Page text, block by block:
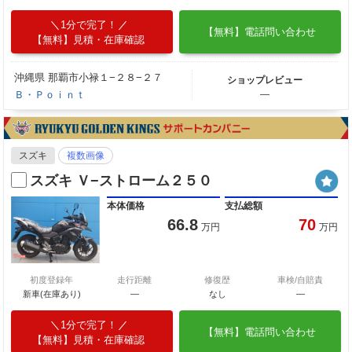
1分で完了！
【無料】見積・在庫確認
【無料】電話問い合わせ
沖縄県 那覇市小禄１−２８−２７
Ｂ・Ｐｏｉｎｔ
ショップレビュー
―
スズキ 複数画像
スズキ Ｖ−ストローム２５０
本体価格
66.8 万円
支払総額
70 万円
初度登録年
新車(在庫あり)
走行距離
―
修復歴
なし
車検/自賠責
―
1分で完了！
【無料】見積・在庫確認
【無料】電話問い合わせ